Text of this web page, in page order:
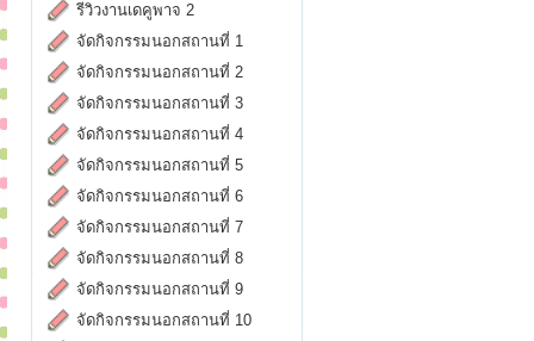
รีวิวงานเดคูพาจ 2
จัดกิจกรรมนอกสถานที่ 1
จัดกิจกรรมนอกสถานที่ 2
จัดกิจกรรมนอกสถานที่ 3
จัดกิจกรรมนอกสถานที่ 4
จัดกิจกรรมนอกสถานที่ 5
จัดกิจกรรมนอกสถานที่ 6
จัดกิจกรรมนอกสถานที่ 7
จัดกิจกรรมนอกสถานที่ 8
จัดกิจกรรมนอกสถานที่ 9
จัดกิจกรรมนอกสถานที่ 10